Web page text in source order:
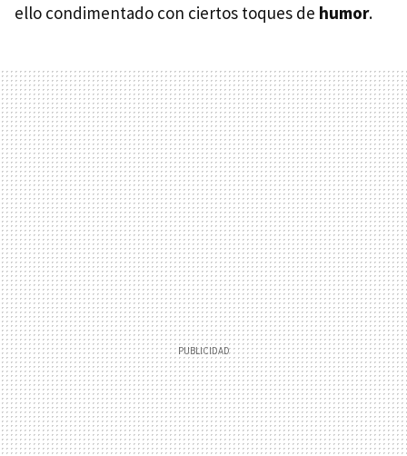
ello condimentado con ciertos toques de humor.